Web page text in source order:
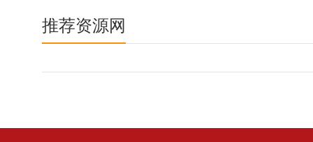
推荐资源网